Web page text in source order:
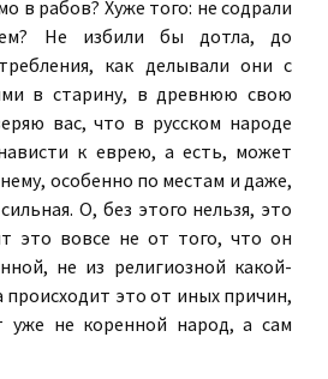
в рабов? Хуже того: не содрали
Не избили бы дотла, до
как делывали они с
в старину, в древнюю свою
вас, что в русском народе
к еврею, а есть, может
особенно по местам и даже,
О, без этого нельзя, это
это вовсе не от того, что он
не из религиозной какой-
происходит это от иных причин,
уже не коренной народ, а сам